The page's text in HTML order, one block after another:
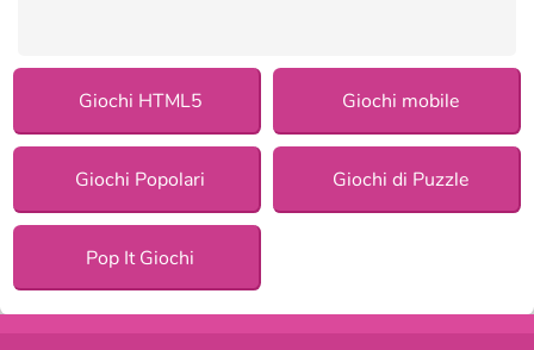
Giochi HTML5 Giochi mobile
Giochi Popolari Giochi di Puzzle
Pop It Giochi